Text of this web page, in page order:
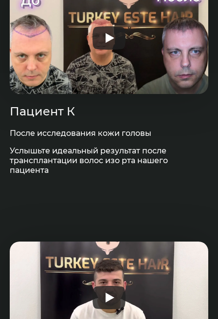
Пациент К
После исследования кожи головы
Услышьте идеальный результат после
трансплантации волос изо рта нашего
пациента